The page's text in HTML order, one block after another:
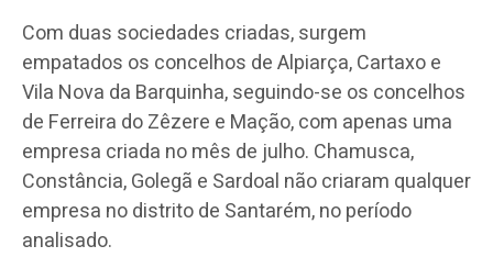
Com duas sociedades criadas, surgem
empatados os concelhos de Alpiarça, Cartaxo e
Vila Nova da Barquinha, seguindo-se os concelhos
de Ferreira do Zêzere e Mação, com apenas uma
empresa criada no mês de julho. Chamusca,
Constância, Golegã e Sardoal não criaram qualquer
empresa no distrito de Santarém, no período
analisado.